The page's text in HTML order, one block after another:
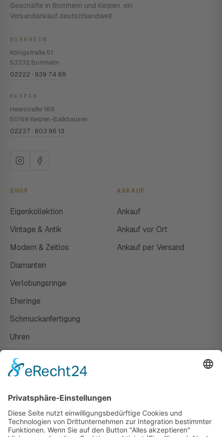
Geschäfte in Bornheim und Kerpen, ein
Versandankauf deutschlandweit.
BORNHEIM
Königstraße 51
53332 Bornheim
02222 · 939 74 68
KERPEN
Heerstraße 189
50169 Kerpen-Balkhausen
02237 · 603 96 13
SHOP
Eigenkollektion
Vintage & Antik
Modern & Zeitlos
Diamanten
Verlobungsringe
Eheringe
Schmuckanfertigung
Uhren
ANKAUF
Ankauf
Ankauf vor Ort
Ankauf per Versand
Susanne Steiger
Geschäfte